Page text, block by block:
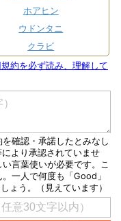
ホアヒン
ウドンタニ
クラビ